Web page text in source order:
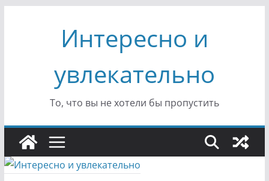
содержимомуИнтересно и
увлекательно
То, что вы не хотели бы пропустить